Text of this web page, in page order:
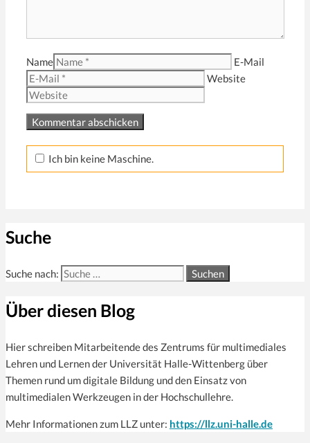
Name
E-Mail
Website
Ich bin keine Maschine.
Suche
Suche nach:
Über diesen Blog
Hier schreiben Mitarbeitende des Zentrums für multi­mediales
Lehren und Lernen der Universität Halle-Wittenberg über
Themen rund um digitale Bildung und den Einsatz von
multimedialen Werkzeugen in der Hochschullehre.
Mehr Informationen zum LLZ unter: https://llz.uni-halle.de